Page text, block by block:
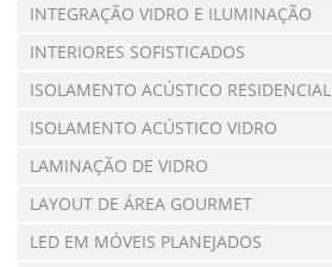
INTEGRAÇÃO VIDRO E ILUMINAÇÃO
INTERIORES SOFISTICADOS
ISOLAMENTO ACÚSTICO RESIDENCIAL
ISOLAMENTO ACÚSTICO VIDRO
LAMINAÇÃO DE VIDRO
LAYOUT DE ÁREA GOURMET
LED EM MÓVEIS PLANEJADOS